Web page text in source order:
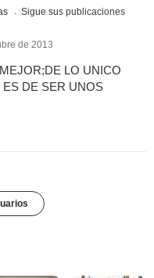
Sigue sus publicaciones
de 2013
LO UNICO
DE SER UNOS